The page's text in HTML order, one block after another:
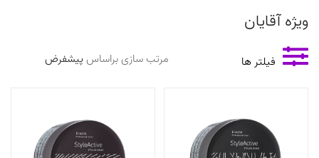
ویژه آقایان
فیلتر ها مرتب سازی براساس